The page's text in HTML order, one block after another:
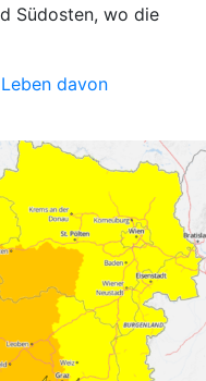
Südosten, wo die
davon